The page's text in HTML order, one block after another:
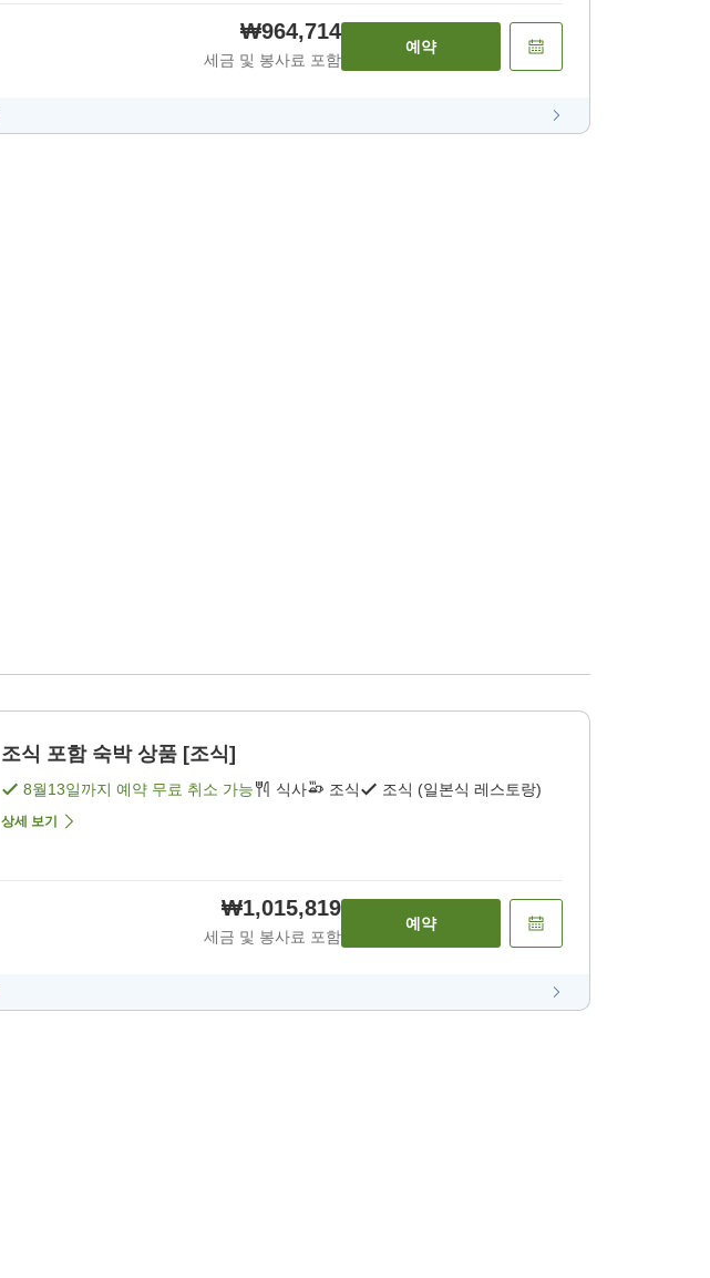
₩964,714
세금 및 봉사료 포함
예약
조식 포함 숙박 상품 [조식]
8월13일까지 예약 무료 취소 가능 식사 조식 조식 (일본식 레스토랑)
상세 보기
₩1,015,819
세금 및 봉사료 포함
예약